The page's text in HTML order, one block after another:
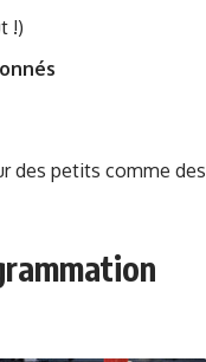
!)
des petits comme des